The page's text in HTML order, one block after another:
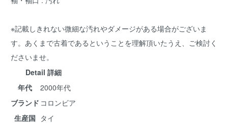
※記載しきれない微細な汚れやダメージがある場合がございま
す。あくまで古着であるということを理解頂いたうえ、ご検討く
ださいませ。
Detail 詳細
年代
2000年代
ブランド コロンビア
生産国 タイ